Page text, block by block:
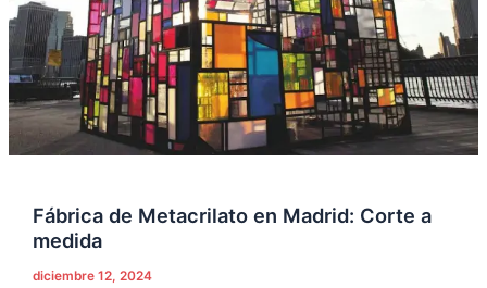
Fábrica de Metacrilato en Madrid: Corte a
medida
diciembre 12, 2024
a
medida